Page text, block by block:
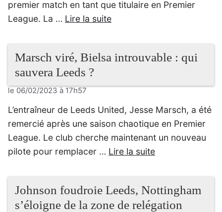
premier match en tant que titulaire en Premier
League. La … Lire la suite
Marsch viré, Bielsa introuvable : qui
sauvera Leeds ?
le 06/02/2023 à 17h57
L’entraîneur de Leeds United, Jesse Marsch, a été
remercié après une saison chaotique en Premier
League. Le club cherche maintenant un nouveau
pilote pour remplacer … Lire la suite
Johnson foudroie Leeds, Nottingham
s’éloigne de la zone de relégation